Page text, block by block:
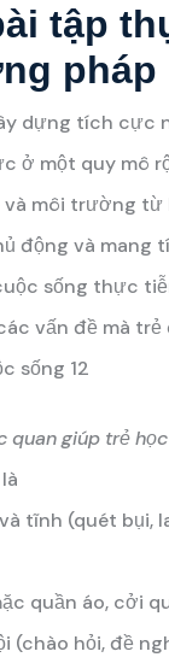
tập
pháp
dựng tích cực
ở một quy mô
môi trường
động và mang
sống thực
vấn đề mà
quan giúp trẻ
tĩnh (quét bụi,
quần áo, cởi
(chào hỏi, đề